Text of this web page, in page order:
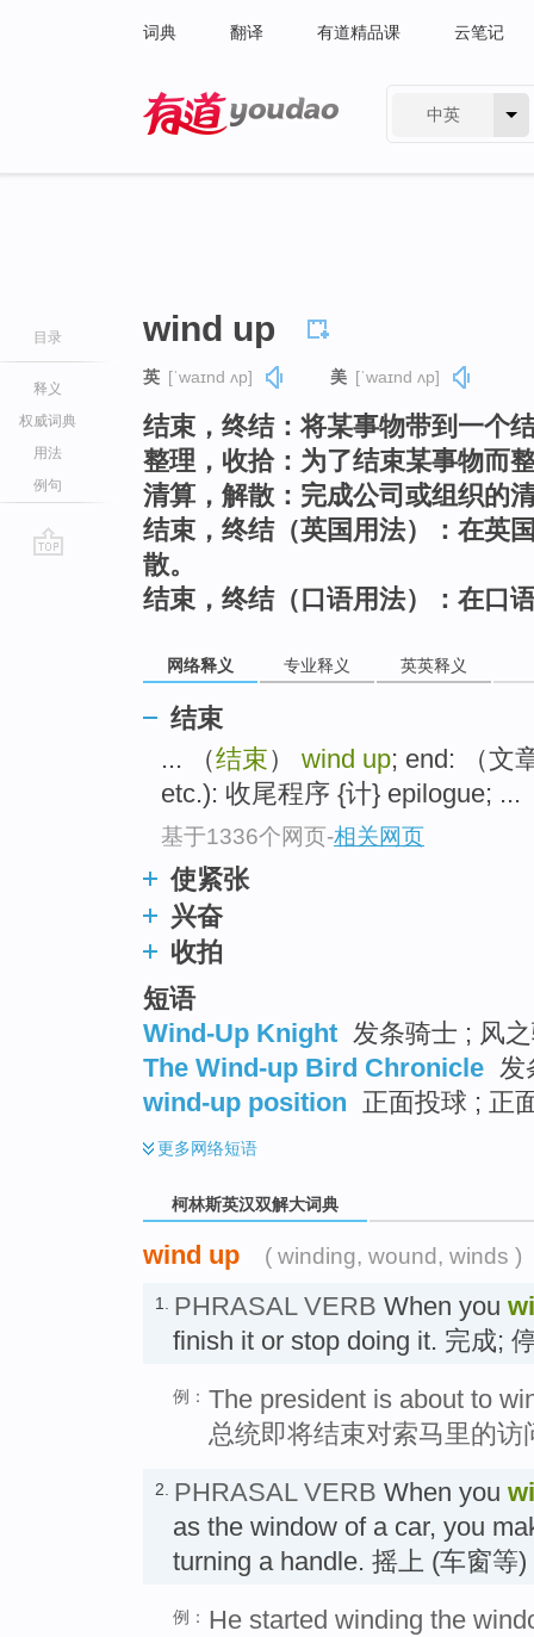
词典 翻译 有道精品课 云笔记
中英
目录
释义
权威词典
用法
例句
wind up
英 [ˈwaɪnd ʌp] 美 [ˈwaɪnd ʌp]
结束，终结：将某事物带到一个
整理，收拾：为了结束某事物而
清算，解散：完成公司或组织的
结束，终结（英国用法）：在英
散。
结束，终结（口语用法）：在口
网络释义 专业释义 英英释义
结束
... （结束） wind up; end: （文
etc.): 收尾程序 {计} epilogue; ...
基于1336个网页-相关网页
使紧张
兴奋
收拍
短语
Wind-Up Knight 发条骑士 ; 风
The Wind-up Bird Chronicle 发
wind-up position 正面投球 ; 正
更多网络短语
柯林斯英汉双解大词典
wind up ( winding, wound, winds )
1. PHRASAL VERB When you
finish it or stop doing it. 完成;
例： The president is about to
总统即将结束对索马里的访
2. PHRASAL VERB When you
as the window of a car, you
turning a handle. 摇上 (车窗等)
例： He started winding the